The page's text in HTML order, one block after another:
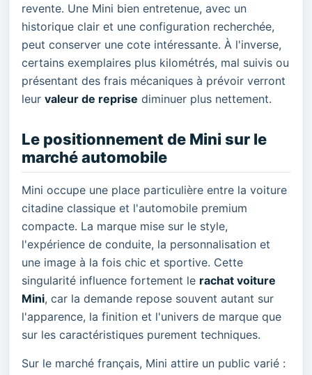
revente. Une Mini bien entretenue, avec un
historique clair et une configuration recherchée,
peut conserver une cote intéressante. À l'inverse,
certains exemplaires plus kilométrés, mal suivis ou
présentant des frais mécaniques à prévoir verront
leur valeur de reprise diminuer plus nettement.
Le positionnement de Mini sur le
marché automobile
Mini occupe une place particulière entre la voiture
citadine classique et l'automobile premium
compacte. La marque mise sur le style,
l'expérience de conduite, la personnalisation et
une image à la fois chic et sportive. Cette
singularité influence fortement le rachat voiture
Mini, car la demande repose souvent autant sur
l'apparence, la finition et l'univers de marque que
sur les caractéristiques purement techniques.
Sur le marché français, Mini attire un public varié :